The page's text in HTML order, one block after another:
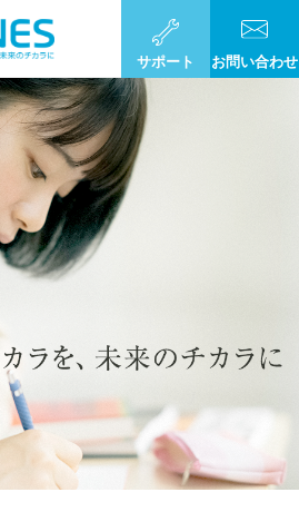
サポート お問い合わせ